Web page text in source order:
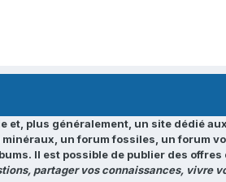
plus généralement, un site dédié
un forum fossiles, un forum
Il est possible de publier des
partager vos connaissances, vivre